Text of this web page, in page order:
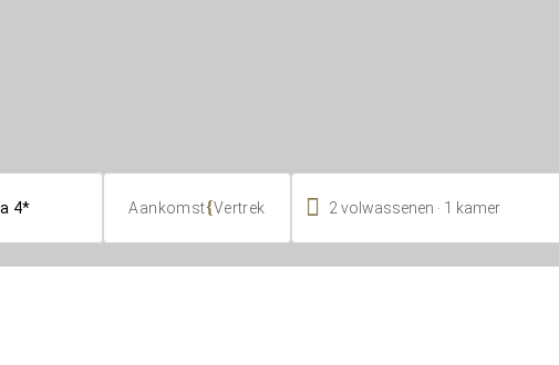
Aankomst{Vertrek  2 volwassenen 1 kamer